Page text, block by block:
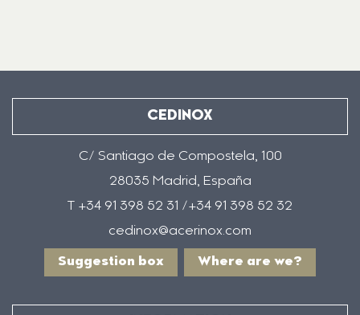
CEDINOX
C/ Santiago de Compostela, 100
28035 Madrid, España
T +34 91 398 52 31 /+34 91 398 52 32
cedinox@acerinox.com
Suggestion box Where are we?